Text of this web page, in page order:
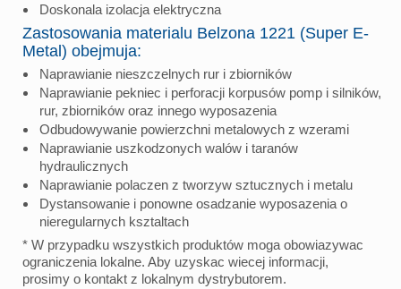
Doskonala izolacja elektryczna
Zastosowania materialu Belzona 1221 (Super E-
Metal) obejmuja:
Naprawianie nieszczelnych rur i zbiorników
Naprawianie pekniec i perforacji korpusów pomp i silników,
rur, zbiorników oraz innego wyposazenia
Odbudowywanie powierzchni metalowych z wzerami
Naprawianie uszkodzonych walów i taranów
hydraulicznych
Naprawianie polaczen z tworzyw sztucznych i metalu
Dystansowanie i ponowne osadzanie wyposazenia o
nieregularnych ksztaltach
* W przypadku wszystkich produktów moga obowiazywac
ograniczenia lokalne. Aby uzyskac wiecej informacji,
prosimy o kontakt z lokalnym dystrybutorem.